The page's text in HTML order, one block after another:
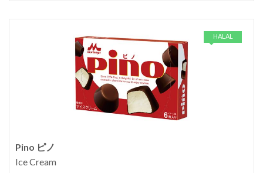
HALAL
Pino ピノ
Ice Cream